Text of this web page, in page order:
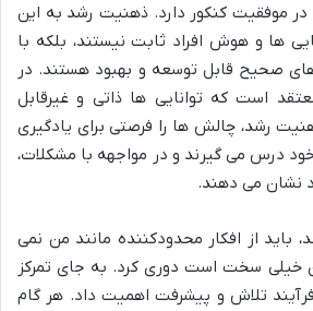
موفقیت کنکور دارد. ذهنیت رشد به این
ها و هوش افراد ثابت نیستند، بلکه با
صحیح قابل توسعه و بهبود هستند. در
است که توانایی ها ذاتی و غیرقابل
رشد، چالش ها را فرصتی برای یادگیری
خود درس می گیرند و در مواجهه با مشکلات،
نشان می دهند.
باید از افکار محدودکننده مانند من نمی
من خیلی سخت است دوری کرد. به جای تمرکز
تلاش و پیشرفت اهمیت داد. هر گام